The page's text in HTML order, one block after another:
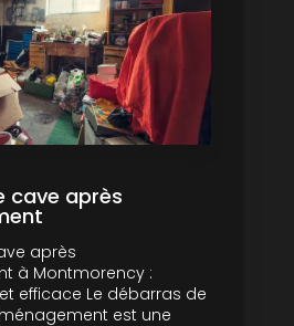
cave après
après
à Montmorency :
efficace Le débarras de
est une